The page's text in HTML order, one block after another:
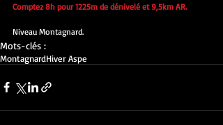
Comptez 8h pour 1225m de dénivelé et 9,5km AR.
​Niveau Montagnard.
Mots-clés :
MontagnardHiver Aspe